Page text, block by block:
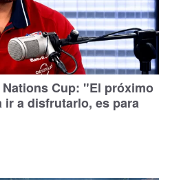
Cup: "El próximo
ir a disfrutarlo, es para